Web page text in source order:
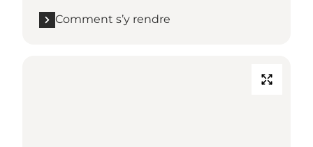
Comment s’y rendre